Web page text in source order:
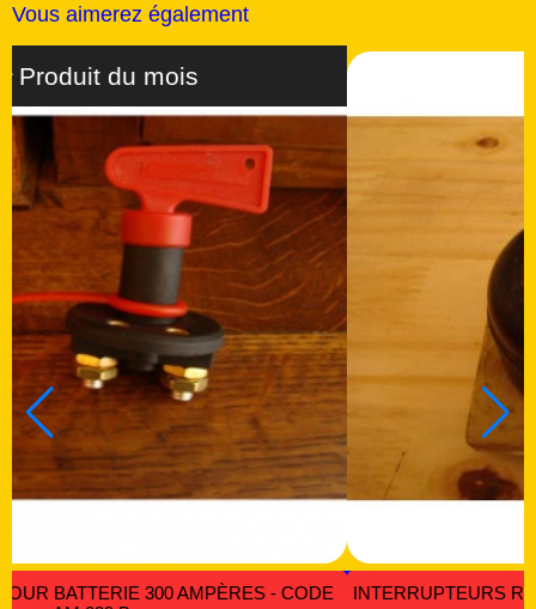
Vous aimerez également
144 INTERRUPTEURS ET PRISE A FUSIBLE - CODE MRT